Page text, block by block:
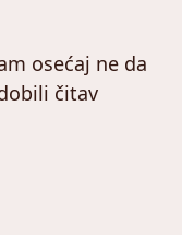
osećaj ne da
čitav